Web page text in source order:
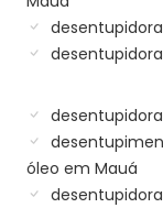
óleo em Mauá